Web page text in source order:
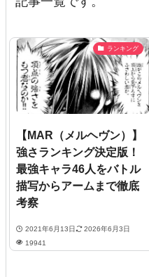
ランキング
【MAR（メルヘヴン）】
強さランキング決定版！
最強キャラ46人をバトル
描写からアームまで徹底
考察
2021年6月13日
2026年6月3日
19941